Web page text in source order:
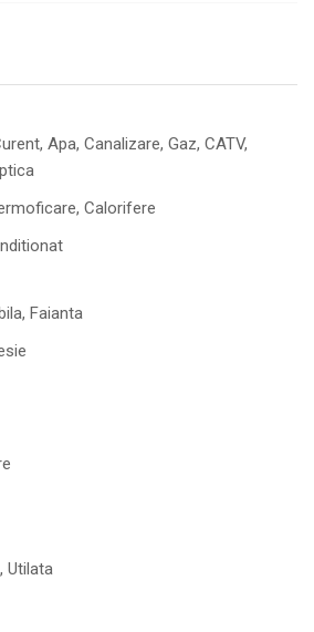
Apa, Canalizare, Gaz, CATV,
Calorifere
Faianta
Utilata